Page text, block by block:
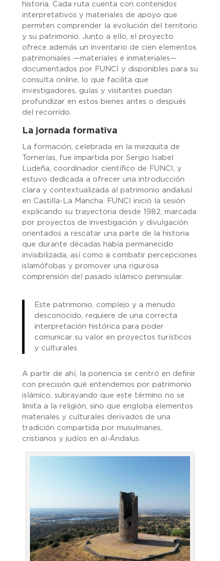
historia. Cada ruta cuenta con contenidos
interpretativos y materiales de apoyo que
permiten comprender la evolución del territorio
y su patrimonio. Junto a ello, el proyecto
ofrece además un inventario de cien elementos
patrimoniales —materiales e inmateriales—
documentados por FUNCI y disponibles para su
consulta online, lo que facilita que
investigadores, guías y visitantes puedan
profundizar en estos bienes antes o después
del recorrido.
La jornada formativa
La formación, celebrada en la mezquita de
Tornerías, fue impartida por Sergio Isabel
Ludeña, coordinador científico de FUNCI, y
estuvo dedicada a ofrecer una introducción
clara y contextualizada al patrimonio andalusí
en Castilla-La Mancha. FUNCI inició la sesión
explicando su trayectoria desde 1982, marcada
por proyectos de investigación y divulgación
orientados a rescatar una parte de la historia
que durante décadas había permanecido
invisibilizada, así como a combatir percepciones
islamófobas y promover una rigurosa
comprensión del pasado islámico peninsular.
Este patrimonio, complejo y a menudo
desconocido, requiere de una correcta
interpretación histórica para poder
comunicar su valor en proyectos turísticos
y culturales.
A partir de ahí, la ponencia se centró en definir
con precisión qué entendemos por patrimonio
islámico, subrayando que este término no se
limita a la religión, sino que engloba elementos
materiales y culturales derivados de una
tradición compartida por musulmanes,
cristianos y judíos en al-Ándalus.